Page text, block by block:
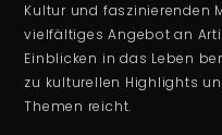
Kultur und faszinierenden
vielfältiges Angebot an
Einblicken in das Leben
zu kulturellen Highlights
Themen reicht.